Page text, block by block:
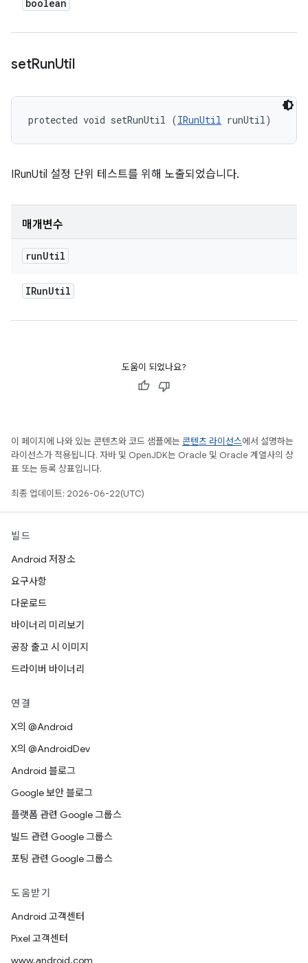
boolean
setRunUtil
protected void setRunUtil (IRunUtil runUtil)
IRunUtil 설정 단위 테스트를 위해 노출되었습니다.
매개변수
runUtil
IRunUtil
도움이 되었나요?
이 페이지에 나와 있는 콘텐츠와 코드 샘플에는 콘텐츠 라이선스에서 설명하는
라이선스가 적용됩니다. 자바 및 OpenJDK는 Oracle 및 Oracle 계열사의 상
표 또는 등록 상표입니다.
최종 업데이트: 2026-06-22(UTC)
빌드
Android 저장소
요구사항
다운로드
바이너리 미리보기
공장 출고 시 이미지
드라이버 바이너리
연결
X의 @Android
X의 @AndroidDev
Android 블로그
Google 보안 블로그
플랫폼 관련 Google 그룹스
빌드 관련 Google 그룹스
포팅 관련 Google 그룹스
도움받기
Android 고객센터
Pixel 고객센터
www.android.com